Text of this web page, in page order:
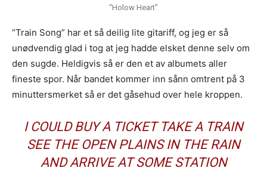
Og vi er hverken så strenge eller skumle som disse punktene
skulle tilsi
“Holow Heart”
“Train Song” har et så deilig lite gitariff, og jeg er så
unødvendig glad i tog at jeg hadde elsket denne selv om
den sugde. Heldigvis så er den et av albumets aller
fineste spor. Når bandet kommer inn sånn omtrent på 3
minuttersmerket så er det gåsehud over hele kroppen.
I COULD BUY A TICKET TAKE A TRAIN
SEE THE OPEN PLAINS IN THE RAIN
AND ARRIVE AT SOME STATION